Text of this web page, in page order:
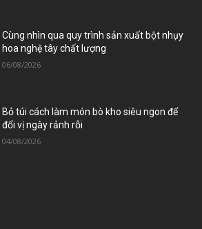
Cùng nhìn qua quy trình sản xuất bột nhụy
hoa nghệ tây chất lượng
06/08/2026
Bỏ túi cách làm món bò kho siêu ngon để
đổi vị ngày rảnh rỗi
04/08/2026